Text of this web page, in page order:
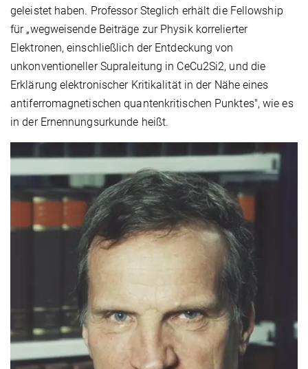
geleistet haben. Professor Steglich erhält die Fellowship
für „wegweisende Beiträge zur Physik korrelierter
Elektronen, einschließlich der Entdeckung von
unkonventioneller Supraleitung in CeCu2Si2, und die
Erklärung elektronischer Kritikalität in der Nähe eines
antiferromagnetischen quantenkritischen Punktes", wie es
in der Ernennungsurkunde heißt.